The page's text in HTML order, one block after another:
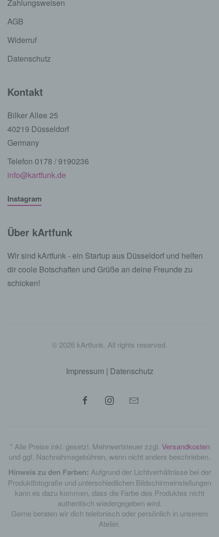
Zahlungsweisen
AGB
Widerruf
Datenschutz
Kontakt
Bilker Allee 25
40219 Düsseldorf
Germany
Telefon 0178 / 9190236
info@kartfunk.de
Instagram
Über kArtfunk
Wir sind kArtfunk - ein Startup aus Düsseldorf und helfen
dir coole Botschaften und Grüße an deine Freunde zu
schicken!
© 2026 kArtfunk. All rights reserved.
Impressum | Datenschutz
* Alle Preise inkl. gesetzl. Mehrwertsteuer zzgl. Versandkosten
und ggf. Nachnahmegebühren, wenn nicht anders beschrieben.
Hinweis zu den Farben: Aufgrund der Lichtverhältnisse bei der
Produktfotografie und unterschiedlichen Bildschirmeinstellungen
kann es dazu kommen, dass die Farbe des Produktes nicht
authentisch wiedergegeben wird.
Gerne beraten wir dich telefonisch oder persönlich in unserem
Atelier.